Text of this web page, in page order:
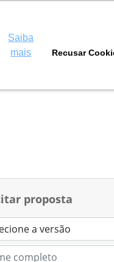
Saiba
mais
Recusar
Blog
proposta